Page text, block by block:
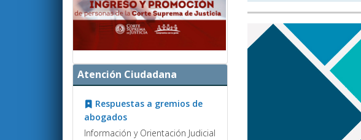
Atención Ciudadana
Respuestas a gremios de
abogados
Información y Orientación Judicial